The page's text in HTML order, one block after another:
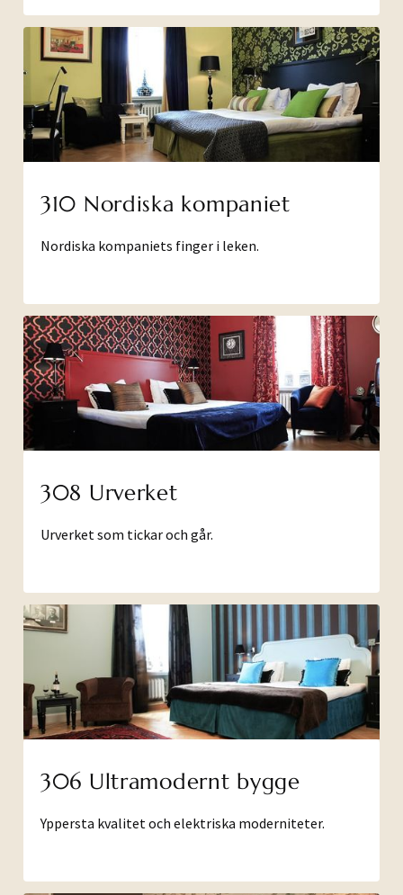
310 Nordiska kompaniet
Nordiska kompaniets finger i leken.
308 Urverket
Urverket som tickar och går.
306 Ultramodernt bygge
Yppersta kvalitet och elektriska moderniteter.